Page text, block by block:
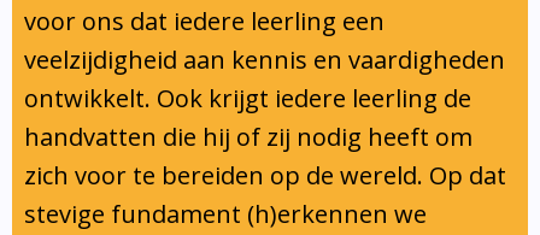
voor ons dat iedere leerling een
veelzijdigheid aan kennis en vaardigheden
ontwikkelt. Ook krijgt iedere leerling de
handvatten die hij of zij nodig heeft om
zich voor te bereiden op de wereld. Op dat
stevige fundament (h)erkennen we